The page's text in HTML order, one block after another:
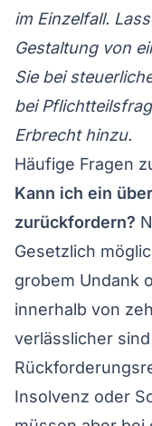
im Einzelfall.
Gestaltung von
Sie bei
bei
Erbrecht hinzu.
Häufige Fragen
Kann ich ein
zurückfordern?
Gesetzlich
grobem Undank
innerhalb von
verlässlicher
Insolvenz oder